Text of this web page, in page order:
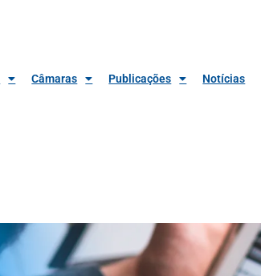
Câmaras Publicações Notícias